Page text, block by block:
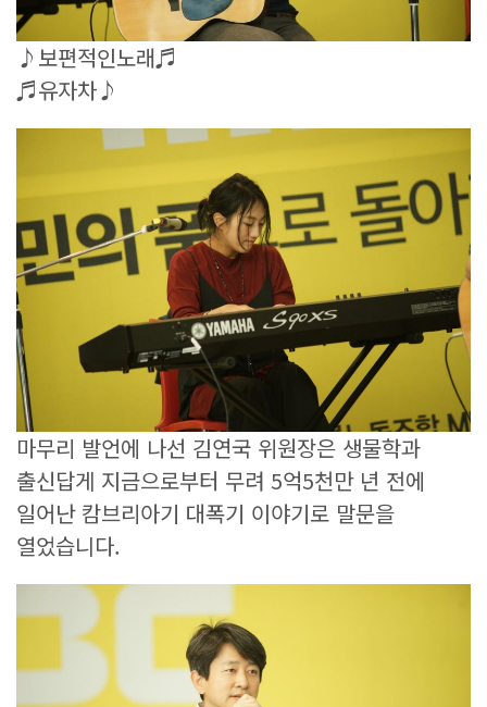
♪보편적인노래♬
♬유자차♪
마무리 발언에 나선 김연국 위원장은 생물학과
출신답게 지금으로부터 무려 5억5천만 년 전에
일어난 캄브리아기 대폭기 이야기로 말문을
열었습니다.